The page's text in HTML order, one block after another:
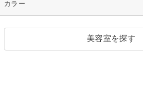
ストリート
指定なし
カラー
美容室を探す